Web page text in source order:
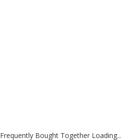
Frequently Bought Together Loading...